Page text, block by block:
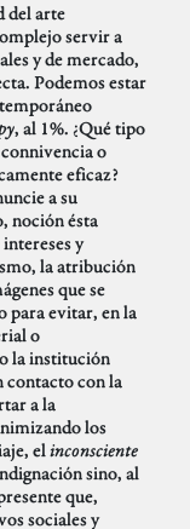
del arte
servir a
y de mercado,
Podemos estar
, al 1%. ¿Qué tipo
o
eficaz?
a su
noción ésta
y
la atribución
que se
para evitar, en la
o
la institución
contacto con la
a la
los
elinconsciente
sino, al
que,
sociales y